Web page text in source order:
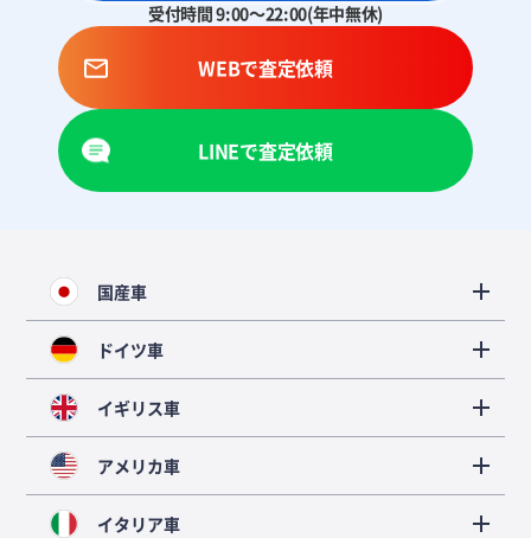
受付時間 9:00～22:00(年中無休)
WEBで査定依頼
LINEで査定依頼
国産車
ドイツ車
イギリス車
アメリカ車
イタリア車